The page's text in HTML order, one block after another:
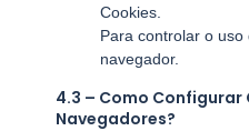
Cookies.
Para controlar o
navegador.
4.3 – Como Configurar
Navegadores?